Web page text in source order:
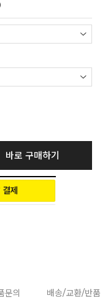
바로 구매하기
문의 배송/교환/반품